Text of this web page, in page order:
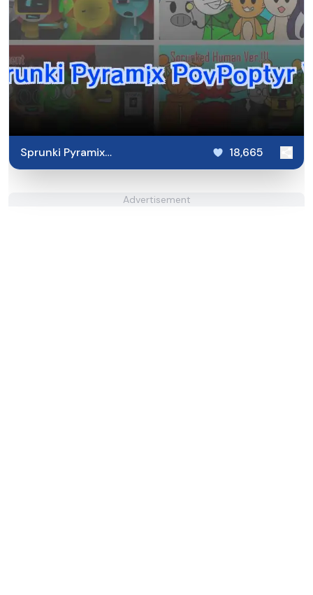
Sprunki Pyramix
PovPoptyr Ver
18,665
Advertisement